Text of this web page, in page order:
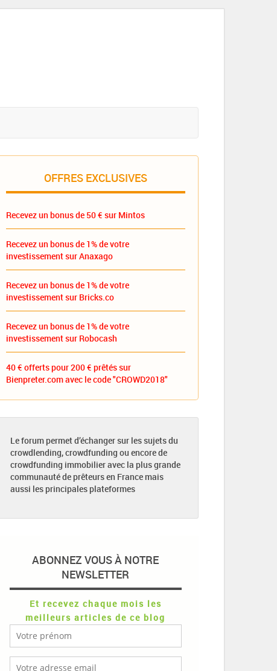
OFFRES EXCLUSIVES
Recevez un bonus de 50 € sur Mintos
Recevez un bonus de 1% de votre
investissement sur Anaxago
Recevez un bonus de 1% de votre
investissement sur Bricks.co
Recevez un bonus de 1% de votre
investissement sur Robocash
40 € offerts pour 200 € prêtés sur
Bienpreter.com avec le code "CROWD2018"
Le forum permet d’échanger sur les sujets du
crowdlending, crowdfunding ou encore de
crowdfunding immobilier avec la plus grande
communauté de prêteurs en France mais
aussi les principales plateformes
ABONNEZ VOUS À NOTRE
NEWSLETTER
Et recevez chaque mois les
meilleurs articles de ce blog